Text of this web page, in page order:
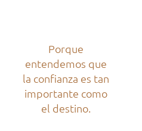
Porque
entendemos que
la confianza es tan
importante como
el destino.